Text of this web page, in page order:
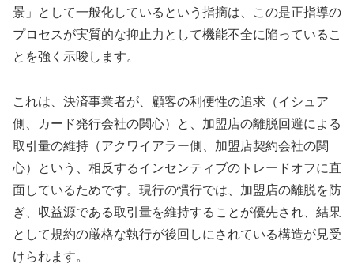
景」として一般化しているという指摘は、この是正指導の
プロセスが実質的な抑止力として機能不全に陥っているこ
とを強く示唆します。
これは、決済事業者が、顧客の利便性の追求（イシュア
側、カード発行会社の関心）と、加盟店の離脱回避による
取引量の維持（アクワイアラー側、加盟店契約会社の関
心）という、相反するインセンティブのトレードオフに直
面しているためです。現行の慣行では、加盟店の離脱を防
ぎ、収益源である取引量を維持することが優先され、結果
として規約の厳格な執行が後回しにされている構造が見受
けられます。